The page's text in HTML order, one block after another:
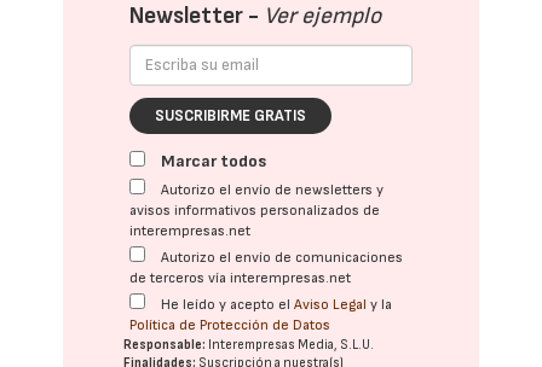
Newsletter - Ver ejemplo
SUSCRIBIRME GRATIS
Marcar todos
Autorizo el envío de newsletters y
avisos informativos personalizados de
interempresas.net
Autorizo el envío de comunicaciones
de terceros vía interempresas.net
He leído y acepto elAviso Legal y la
Política de Protección de Datos
Responsable: Interempresas Media, S.L.U.
Finalidades: Suscripción a nuestra(s)